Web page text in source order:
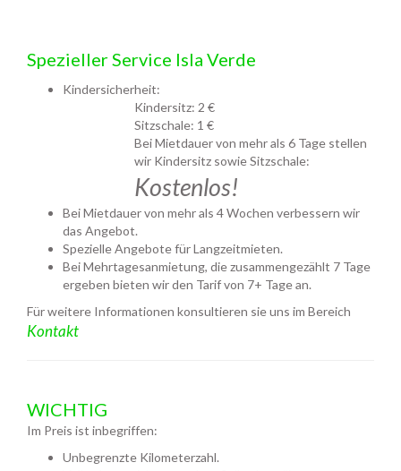
Spezieller Service Isla Verde
Kindersicherheit:
Kindersitz: 2 €
Sitzschale: 1 €
Bei Mietdauer von mehr als 6 Tage stellen
wir Kindersitz sowie Sitzschale:
Kostenlos!
Bei Mietdauer von mehr als 4 Wochen verbessern wir
das Angebot.
Spezielle Angebote für Langzeitmieten.
Bei Mehrtagesanmietung, die zusammengezählt 7 Tage
ergeben bieten wir den Tarif von 7+ Tage an.
Für weitere Informationen konsultieren sie uns im Bereich
Kontakt
WICHTIG
Im Preis ist inbegriffen:
Unbegrenzte Kilometerzahl.